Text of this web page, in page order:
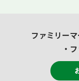
ファミリー
・